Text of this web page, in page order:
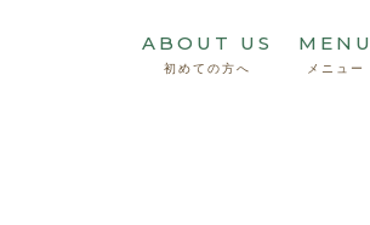
ABOUT US
初めての方へ
MENU
メニュー